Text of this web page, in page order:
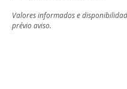
Valores informados e
prévio aviso.